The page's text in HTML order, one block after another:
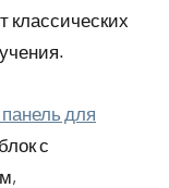
классических
для
с